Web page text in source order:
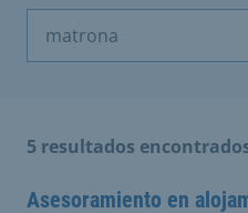
5 resultados
Asesoramiento en